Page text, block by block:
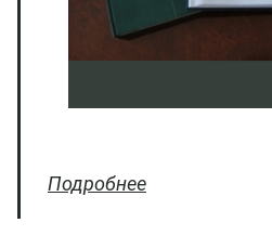
Подробнее